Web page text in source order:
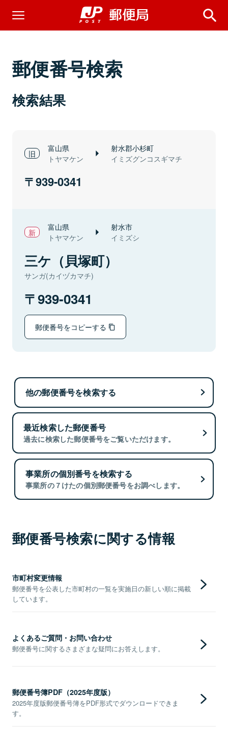
郵便番号検索
検索結果
富山県
トヤマケン
射水郡小杉町
イミズグンコスギマチ
939-0341
富山県
トヤマケン
射水市
イミズシ
三ケ（貝塚町）
サンガ(カイヅカマチ)
939-0341
郵便番号をコピーする
他の郵便番号を検索する
最近検索した郵便番号
過去に検索した郵便番号をご覧いただけます。
事業所の個別番号を検索する
事業所の７けたの個別郵便番号をお調べします。
郵便番号検索に関する情報
市町村変更情報
郵便番号を公表した市町村の一覧を実施日の新しい順に掲載
しています。
よくあるご質問・お問い合わせ
郵便番号に関するさまざまな疑問にお答えします。
郵便番号簿PDF（2025年度版）
2025年度版郵便番号簿をPDF形式でダウンロードできま
す。